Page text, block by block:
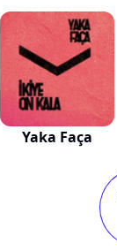
Yaka Faça